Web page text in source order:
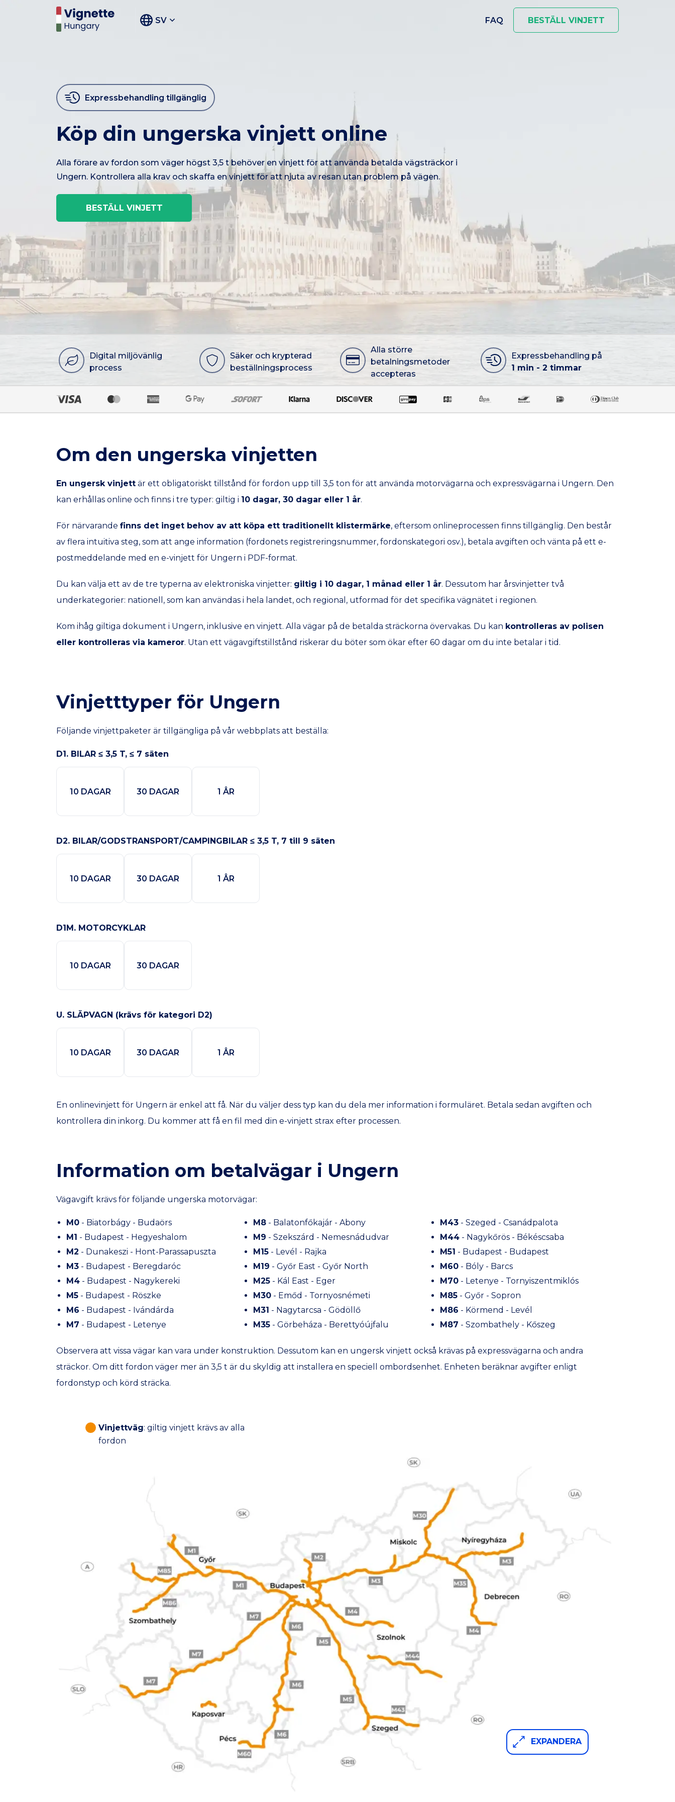
SV FAQ BESTÄLL VINJETT
Expressbehandling tillgänglig
Köp din ungerska vinjett online
Alla förare av fordon som väger högst 3,5 t behöver en vinjett för att använda betalda vägsträckor i
Ungern. Kontrollera alla krav och skaffa en vinjett för att njuta av resan utan problem på vägen.
BESTÄLL VINJETT
Digital miljövänlig
process
Säker och krypterad
beställningsprocess
Alla större
betalningsmetoder
accepteras
Expressbehandling på
1 min - 2 timmar
Om den ungerska vinjetten
En ungersk vinjett är ett obligatoriskt tillstånd för fordon upp till 3,5 ton för att använda motorvägarna och expressvägarna i Ungern. Den
kan erhållas online och finns i tre typer: giltig i 10 dagar, 30 dagar eller 1 år.
För närvarande finns det inget behov av att köpa ett traditionellt klistermärke, eftersom onlineprocessen finns tillgänglig. Den består
av flera intuitiva steg, som att ange information (fordonets registreringsnummer, fordonskategori osv.), betala avgiften och vänta på ett e-
postmeddelande med en e-vinjett för Ungern i PDF-format.
Du kan välja ett av de tre typerna av elektroniska vinjetter: giltig i 10 dagar, 1 månad eller 1 år. Dessutom har årsvinjetter två
underkategorier: nationell, som kan användas i hela landet, och regional, utformad för det specifika vägnätet i regionen.
Kom ihåg giltiga dokument i Ungern, inklusive en vinjett. Alla vägar på de betalda sträckorna övervakas. Du kan kontrolleras av polisen
eller kontrolleras via kameror. Utan ett vägavgiftstillstånd riskerar du böter som ökar efter 60 dagar om du inte betalar i tid.
Vinjetttyper för Ungern
Följande vinjettpaketer är tillgängliga på vår webbplats att beställa:
D1. BILAR ≤ 3,5 T, ≤ 7 säten
10 DAGAR 30 DAGAR 1 ÅR
D2. BILAR/GODSTRANSPORT/CAMPINGBILAR ≤ 3,5 T, 7 till 9 säten
10 DAGAR 30 DAGAR 1 ÅR
D1M. MOTORCYKLAR
10 DAGAR 30 DAGAR
U. SLÄPVAGN (krävs för kategori D2)
10 DAGAR 30 DAGAR 1 ÅR
En onlinevinjett för Ungern är enkel att få. När du väljer dess typ kan du dela mer information i formuläret. Betala sedan avgiften och
kontrollera din inkorg. Du kommer att få en fil med din e-vinjett strax efter processen.
Information om betalvägar i Ungern
Vägavgift krävs för följande ungerska motorvägar:
M0 - Biatorbágy - Budaörs
M1 - Budapest - Hegyeshalom
M2 - Dunakeszi - Hont-Parassapuszta
M3 - Budapest - Beregdaróc
M4 - Budapest - Nagykereki
M5 - Budapest - Röszke
M6 - Budapest - Ivándárda
M7 - Budapest - Letenye
M8 - Balatonfőkajár - Abony
M9 - Szekszárd - Nemesnádudvar
M15 - Levél - Rajka
M19 - Győr East - Győr North
M25 - Kál East - Eger
M30 - Emőd - Tornyosnémeti
M31 - Nagytarcsa - Gödöllő
M35 - Görbeháza - Berettyóújfalu
M43 - Szeged - Csanádpalota
M44 - Nagykőrös - Békéscsaba
M51 - Budapest - Budapest
M60 - Bóly - Barcs
M70 - Letenye - Tornyiszentmiklós
M85 - Győr - Sopron
M86 - Körmend - Levél
M87 - Szombathely - Kőszeg
Observera att vissa vägar kan vara under konstruktion. Dessutom kan en ungersk vinjett också krävas på expressvägarna och andra
sträckor. Om ditt fordon väger mer än 3,5 t är du skyldig att installera en speciell ombordsenhet. Enheten beräknar avgifter enligt
fordonstyp och körd sträcka.
Vinjettväg: giltig vinjett krävs av alla
fordon
EXPANDERA